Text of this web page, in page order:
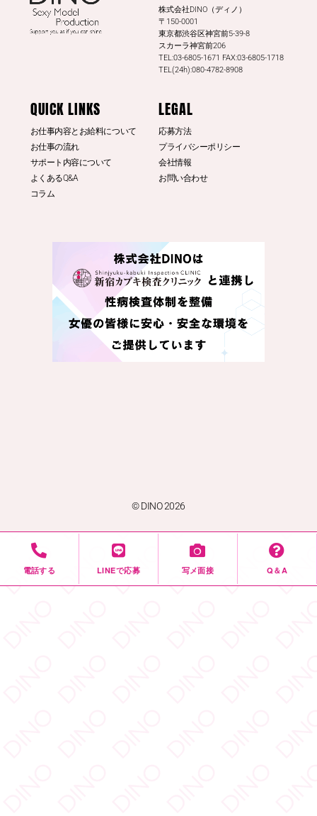
#東実果
日刊SPAの取材公開されまし
た。是非読んでみてください。
日刊SPA！
Twitter
もっと見る
株式会社DINO（ディノ）
〒150-0001
東京都渋谷区神宮前5-39-8
スカーラ神宮前206
TEL:03-6805-1671 FAX:03-6805-1718
TEL(24h):080-4782-8908
QUICK LINKS
お仕事内容とお給料について
お仕事の流れ
サポート内容について
よくあるQ&A
コラム
LEGAL
応募方法
プライバシーポリシー
会社情報
お問い合わせ
電話する LINEで応募 写メ面接 Q＆A